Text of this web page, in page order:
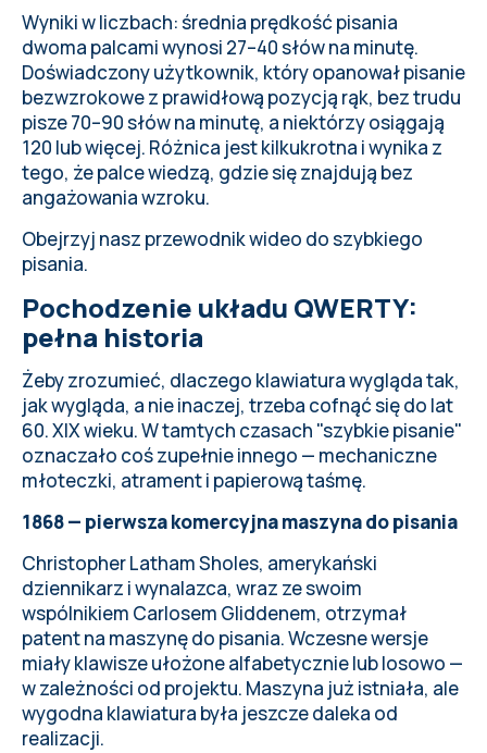
Wyniki w liczbach: średnia prędkość pisania
dwoma palcami wynosi 27–40 słów na minutę.
Doświadczony użytkownik, który opanował pisanie
bezwzrokowe z prawidłową pozycją rąk, bez trudu
pisze 70–90 słów na minutę, a niektórzy osiągają
120 lub więcej. Różnica jest kilkukrotna i wynika z
tego, że palce wiedzą, gdzie się znajdują bez
angażowania wzroku.
Obejrzyj nasz przewodnik wideo do szybkiego
pisania.
Pochodzenie układu QWERTY:
pełna historia
Żeby zrozumieć, dlaczego klawiatura wygląda tak,
jak wygląda, a nie inaczej, trzeba cofnąć się do lat
60. XIX wieku. W tamtych czasach "szybkie pisanie"
oznaczało coś zupełnie innego — mechaniczne
młoteczki, atrament i papierową taśmę.
1868 — pierwsza komercyjna maszyna do pisania
Christopher Latham Sholes, amerykański
dziennikarz i wynalazca, wraz ze swoim
wspólnikiem Carlosem Gliddenem, otrzymał
patent na maszynę do pisania. Wczesne wersje
miały klawisze ułożone alfabetycznie lub losowo —
w zależności od projektu. Maszyna już istniała, ale
wygodna klawiatura była jeszcze daleka od
realizacji.